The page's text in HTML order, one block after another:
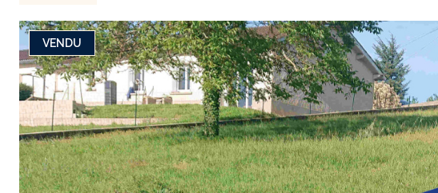
VENDU